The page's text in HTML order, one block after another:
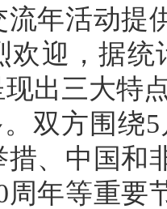
流年活动提
欢迎，据统
出三大特
双方围绕
措、中国和
周年等重要